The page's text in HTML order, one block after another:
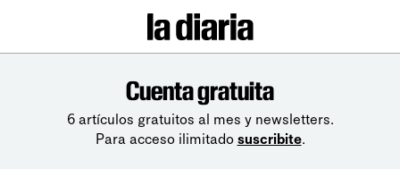
Cuenta gratuita
6 artículos gratuitos al mes y newsletters.
Para acceso ilimitado suscribite.